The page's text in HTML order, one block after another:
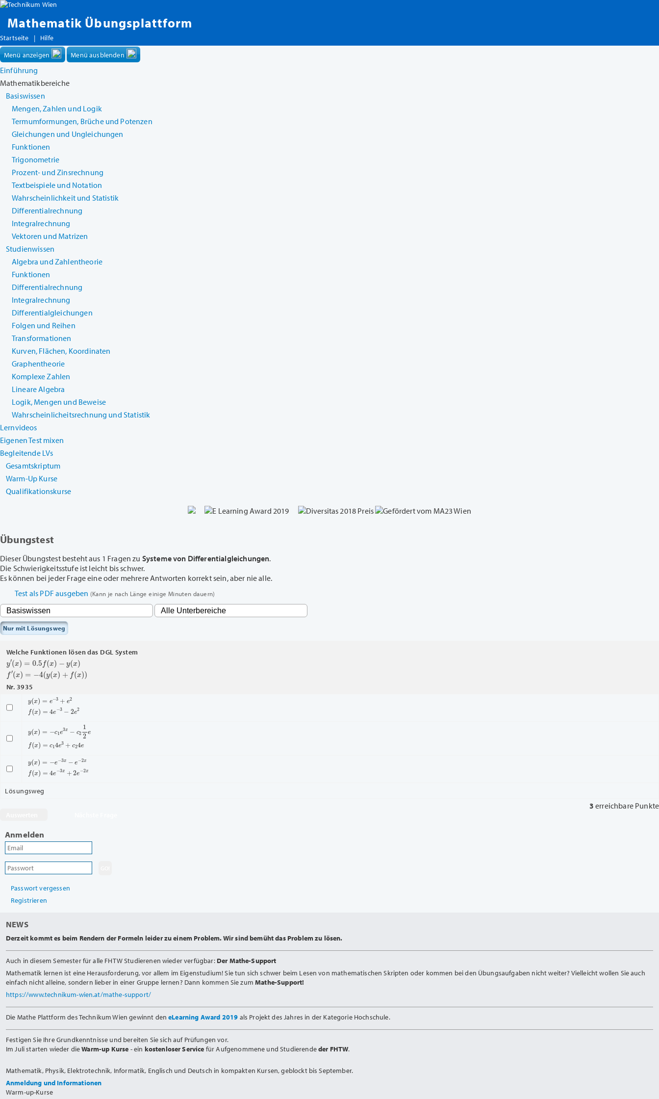
Mathematik Übungsplattform
Startseite | Hilfe
Menü anzeigen Menü ausblenden
Einführung
Mathematikbereiche
Basiswissen
Mengen, Zahlen und Logik
Termumformungen, Brüche und Potenzen
Gleichungen und Ungleichungen
Funktionen
Trigonometrie
Prozent- und Zinsrechnung
Textbeispiele und Notation
Wahrscheinlichkeit und Statistik
Differentialrechnung
Integralrechnung
Vektoren und Matrizen
Studienwissen
Algebra und Zahlentheorie
Funktionen
Differentialrechnung
Integralrechnung
Differentialgleichungen
Folgen und Reihen
Transformationen
Kurven, Flächen, Koordinaten
Graphentheorie
Komplexe Zahlen
Lineare Algebra
Logik, Mengen und Beweise
Wahrscheinlicheitsrechnung und Statistik
Lernvideos
Eigenen Test mixen
Begleitende LVs
Gesamtskriptum
Warm-Up Kurse
Qualifikationskurse
Übungstest
Dieser Übungstest besteht aus 1 Fragen zu Systeme von Differentialgleichungen.
Die Schwierigkeitsstufe ist leicht bis schwer.
Es können bei jeder Frage eine oder mehrere Antworten korrekt sein, aber nie alle.
Test als PDF ausgeben (Kann je nach Länge einige Minuten dauern)
Nur mit Lösungsweg
Welche Funktionen lösen das DGL System
′( ) 0.5 f( x) −
f′(x )= y(x) + f ))
Nr. 3935
(x ) +
f(x = − 3− 2
(x ) 3x− 2
f(x = e3+
e
(x ) x−
x
f(x = − 3x+ e− 2x
Lösungsweg
3 erreichbare Punkte
Anmelden
Passwort vergessen
Registrieren
NEWS
Derzeit kommt es beim Rendern der Formeln leider zu einem Problem. Wir sind bemüht das Problem zu lösen.
Auch in diesem Semester für alle FHTW Studierenen wieder verfügbar: Der Mathe-Support
Mathematik lernen ist eine Herausforderung, vor allem im Eigenstudium! Sie tun sich schwer beim Lesen von mathematischen Skripten oder kommen bei den Übungsaufgaben nicht weiter? Vielleicht wollen Sie auch
einfach nicht alleine, sondern lieber in einer Gruppe lernen? Dann kommen Sie zumMathe-Support!
https://www.technikum-wien.at/mathe-support/
Die Mathe Plattform des Technikum Wien gewinnt deneLearning Award 2019 als Projekt des Jahres in der Kategorie Hochschule.
Festigen Sie Ihre Grundkenntnisse und bereiten Sie sich auf Prüfungen vor.
Im Juli starten wieder dieWarm-up Kurse - ein kostenloser Service für Aufgenommene und Studierendeder FHTW.
Mathematik, Physik, Elektrotechnik, Informatik, Englisch und Deutsch in kompakten Kursen, geblockt bis September.
Anmeldung und Informationen
Warm-up-Kurse